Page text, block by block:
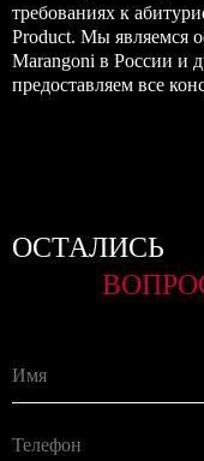
требованиях к
Product. Мы являемся
Marangoni в России и
предоставляем все
ОСТАЛИСЬ